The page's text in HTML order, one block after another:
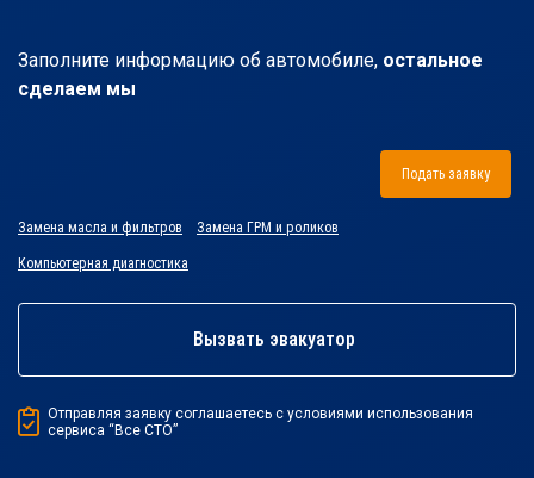
Заполните информацию об автомобиле, остальное
сделаем мы
Подать заявку
Замена масла и фильтров Замена ГРМ и роликов
Компьютерная диагностика
Вызвать эвакуатор
Отправляя заявку соглашаетесь с условиями использования
сервиса “Все СТО”